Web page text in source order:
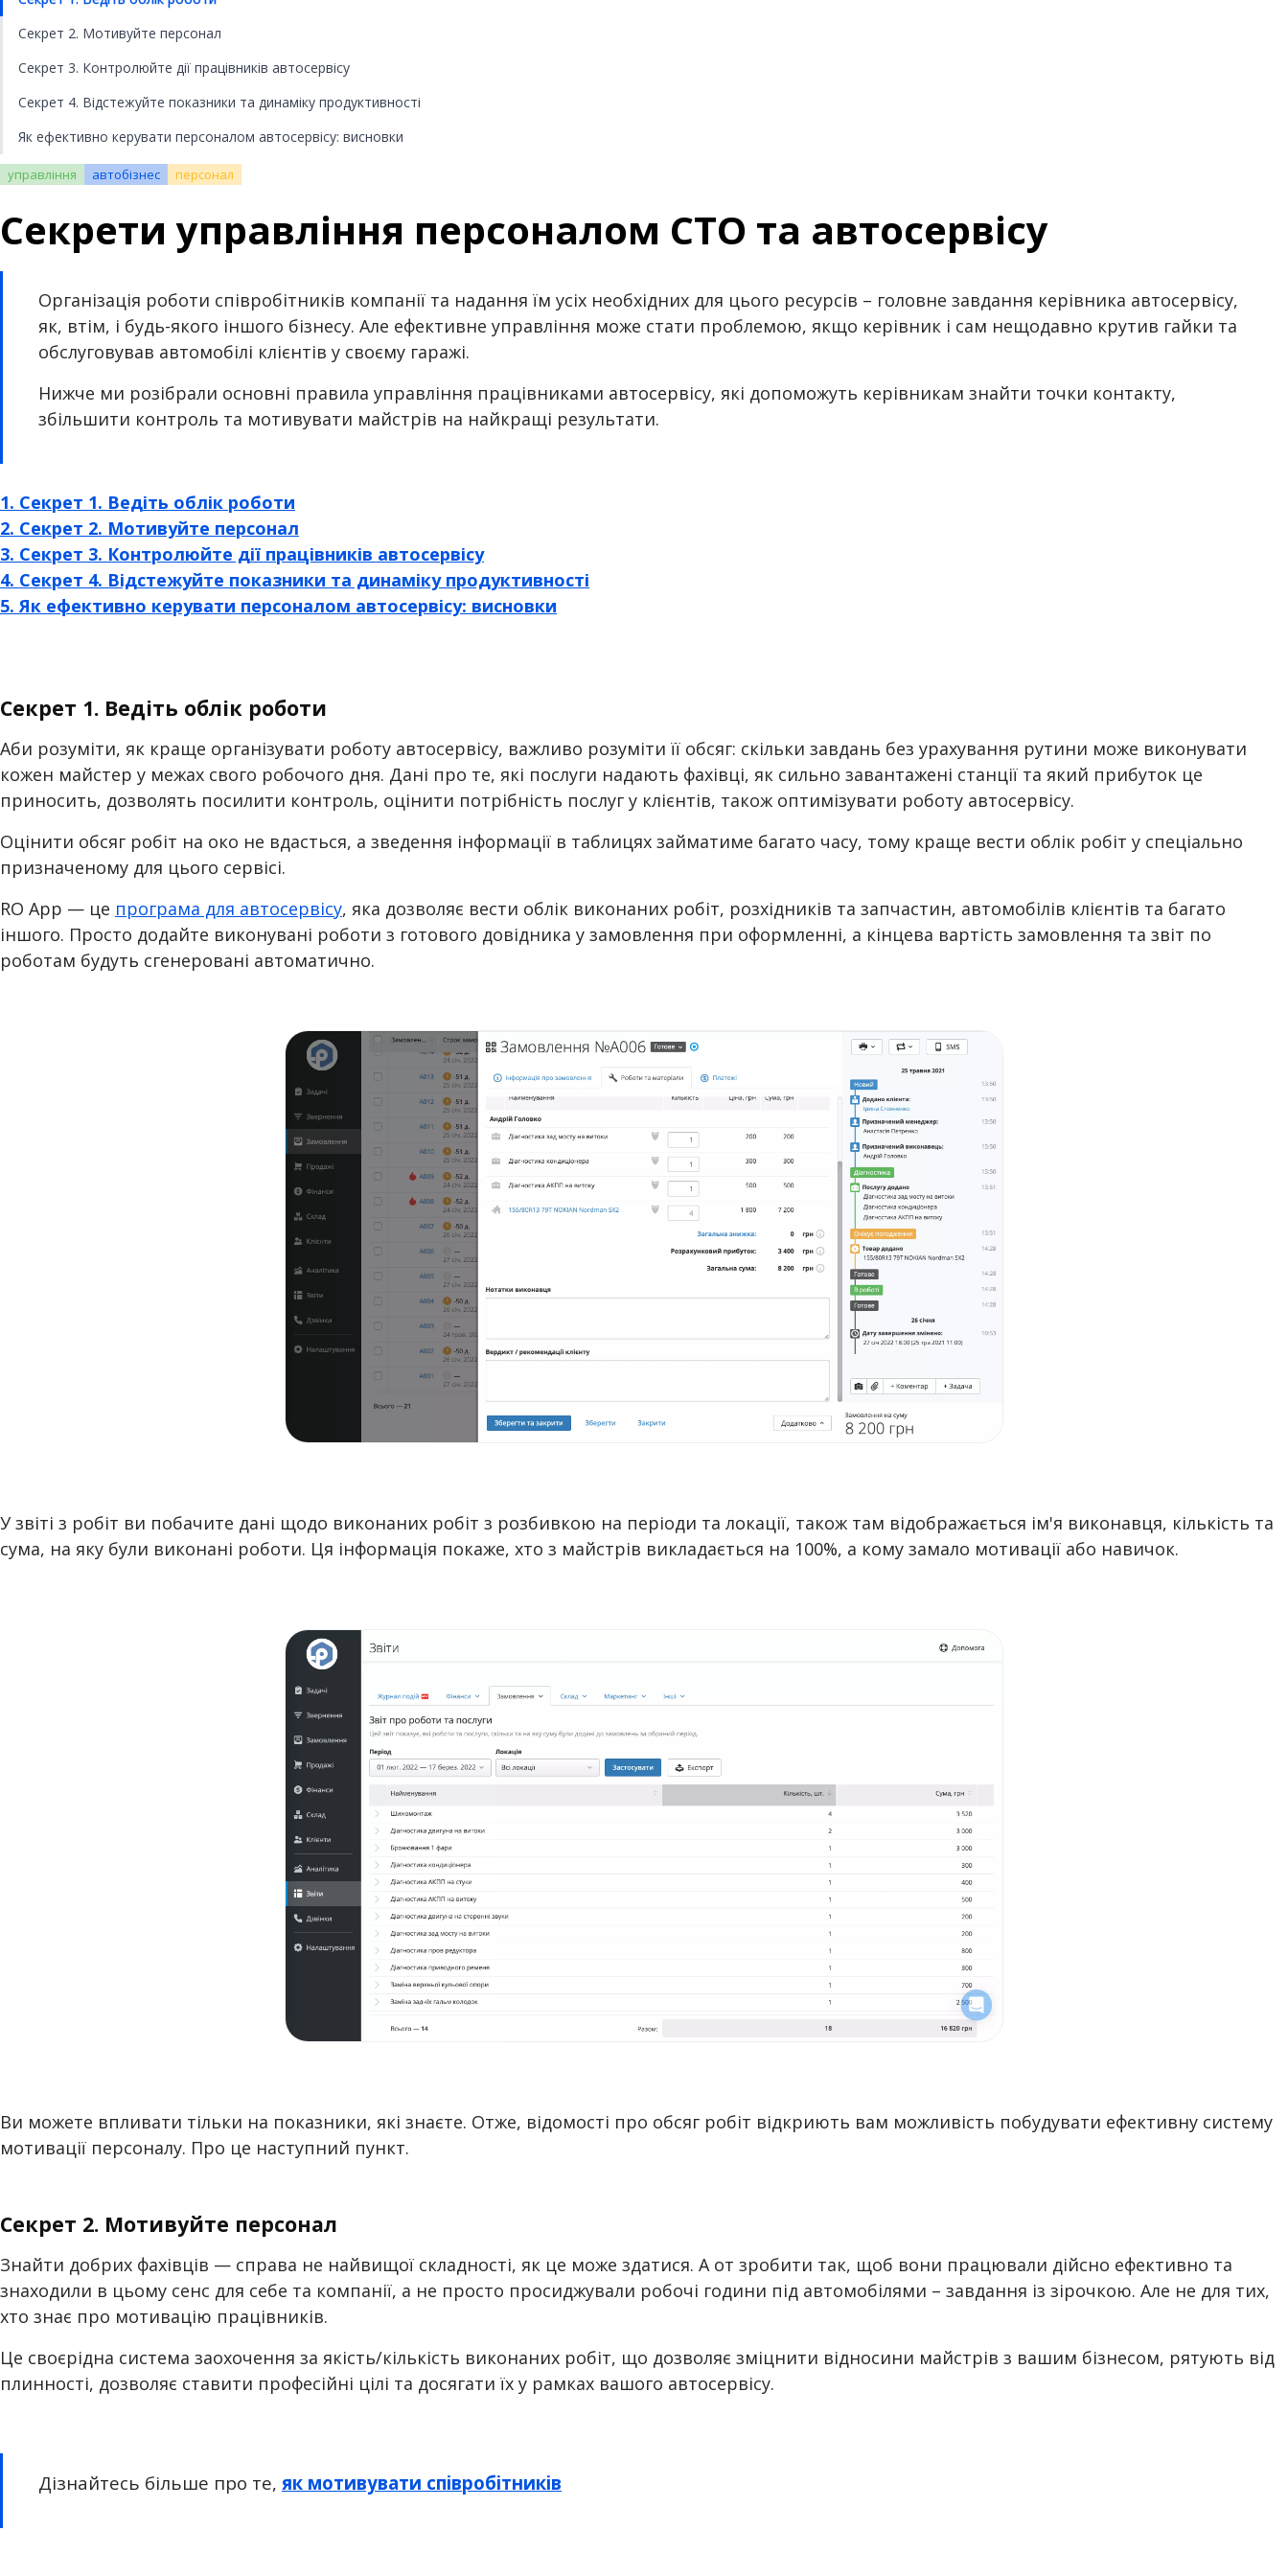
Секрет 2. Мотивуйте персонал
Секрет 3. Контролюйте дії працівників автосервісу
Секрет 4. Відстежуйте показники та динаміку продуктивності
Як ефективно керувати персоналом автосервісу: висновки
управління автобізнес персонал
Секрети управління персоналом СТО та автосервісу
Організація роботи співробітників компанії та надання їм усіх необхідних для цього ресурсів – головне завдання керівника автосервісу,
як, втім, і будь-якого іншого бізнесу. Але ефективне управління може стати проблемою, якщо керівник і сам нещодавно крутив гайки та
обслуговував автомобілі клієнтів у своєму гаражі.
Нижче ми розібрали основні правила управління працівниками автосервісу, які допоможуть керівникам знайти точки контакту,
збільшити контроль та мотивувати майстрів на найкращі результати.
1. Секрет 1. Ведіть облік роботи
2. Секрет 2. Мотивуйте персонал
3. Секрет 3. Контролюйте дії працівників автосервісу
4. Секрет 4. Відстежуйте показники та динаміку продуктивності
5. Як ефективно керувати персоналом автосервісу: висновки
Секрет 1. Ведіть облік роботи
Аби розуміти, як краще організувати роботу автосервісу, важливо розуміти її обсяг: скільки завдань без урахування рутини може виконувати
кожен майстер у межах свого робочого дня. Дані про те, які послуги надають фахівці, як сильно завантажені станції та який прибуток це
приносить, дозволять посилити контроль, оцінити потрібність послуг у клієнтів, також оптимізувати роботу автосервісу.
Оцінити обсяг робіт на око не вдасться, а зведення інформації в таблицях займатиме багато часу, тому краще вести облік робіт у спеціально
призначеному для цього сервісі.
RO App — це програма для автосервісу, яка дозволяє вести облік виконаних робіт, розхідників та запчастин, автомобілів клієнтів та багато
іншого. Просто додайте виконувані роботи з готового довідника у замовлення при оформленні, а кінцева вартість замовлення та звіт по
роботам будуть сгенеровані автоматично.
У звіті з робіт ви побачите дані щодо виконаних робіт з розбивкою на періоди та локації, також там відображається ім'я виконавця, кількість та
сума, на яку були виконані роботи. Ця інформація покаже, хто з майстрів викладається на 100%, а кому замало мотивації або навичок.
Ви можете впливати тільки на показники, які знаєте. Отже, відомості про обсяг робіт відкриють вам можливість побудувати ефективну систему
мотивації персоналу. Про це наступний пункт.
Секрет 2. Мотивуйте персонал
Знайти добрих фахівців — справа не найвищої складності, як це може здатися. А от зробити так, щоб вони працювали дійсно ефективно та
знаходили в цьому сенс для себе та компанії, а не просто просиджували робочі години під автомобілями – завдання із зірочкою. Але не для тих,
хто знає про мотивацію працівників.
Це своєрідна система заохочення за якість/кількість виконаних робіт, що дозволяє зміцнити відносини майстрів з вашим бізнесом, рятують від
плинності, дозволяє ставити професійні цілі та досягати їх у рамках вашого автосервісу.
Дізнайтесь більше про те, як мотивувати співробітників